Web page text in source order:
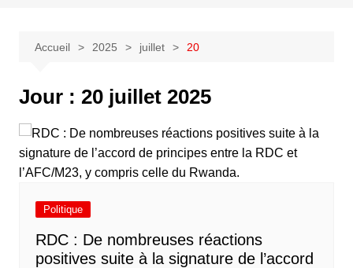
Accueil 2025 juillet 20
Jour : 20 juillet 2025
Politique
RDC : De nombreuses réactions
positives suite à la signature de l’accord